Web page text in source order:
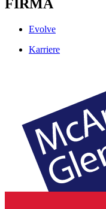
FIRMA
Evolve
Karriere